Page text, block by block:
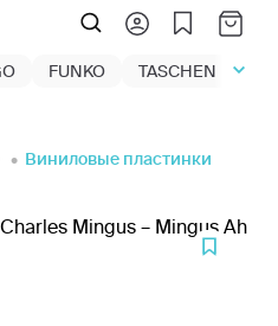
FUNKO TASCHEN
Виниловые пластинки